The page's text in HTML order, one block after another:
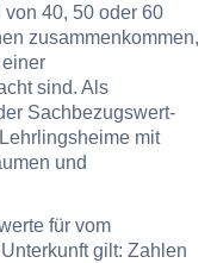
40, 50 oder 60
zusammenkommen,
sind. Als
Sachbezugswert-
mit
und
für vom
gilt: Zahlen